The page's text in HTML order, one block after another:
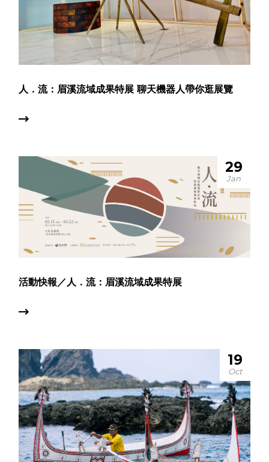
人．流：眉溪流域成果特展 聊天機器人帶你逛展覽
29
Jan
活動快報／人．流：眉溪流域成果特展
19
Oct